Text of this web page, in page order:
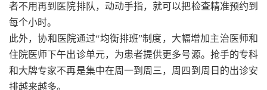
者不用再到医院排队，动动手指，就可以把检查精准预约到
每个小时。
此外，协和医院通过“均衡排班”制度，大幅增加主治医师和
住院医师下午出诊单元，为患者提供更多号源。抢手的专科
和大牌专家不再是集中在周一到周三，周四到周日的出诊安
排越来越多。